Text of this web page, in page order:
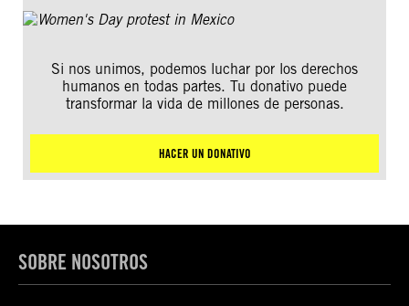
Si nos unimos, podemos luchar por los derechos
humanos en todas partes. Tu donativo puede
transformar la vida de millones de personas.
HACER UN DONATIVO
SOBRE NOSOTROS